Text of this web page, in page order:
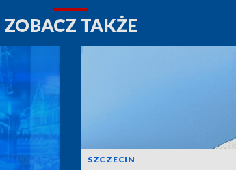
ZOBACZ TAKŻE
SZCZECIN